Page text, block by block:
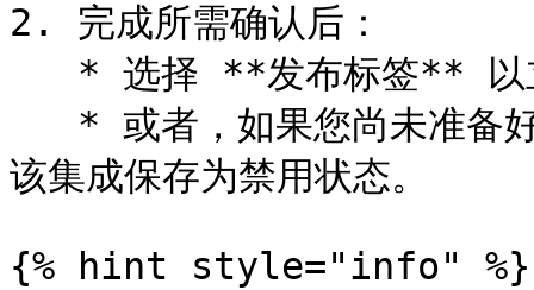
2. 完成所需确认后：
该集成保存为禁用状态。
{% hint style="info" %}